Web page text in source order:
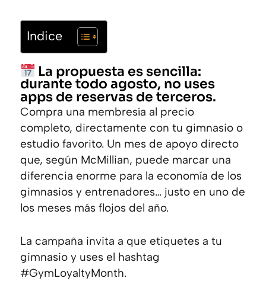
Indice
La propuesta es sencilla:
durante todo agosto, no uses
apps de reservas de terceros.
Compra una membresía al precio
completo, directamente con tu gimnasio o
estudio favorito. Un mes de apoyo directo
que, según McMillian, puede marcar una
diferencia enorme para la economía de los
gimnasios y entrenadores… justo en uno de
los meses más flojos del año.
La campaña invita a que etiquetes a tu
gimnasio y uses el hashtag
#GymLoyaltyMonth.